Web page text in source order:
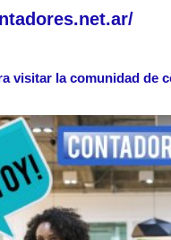
visitar la comunidad de